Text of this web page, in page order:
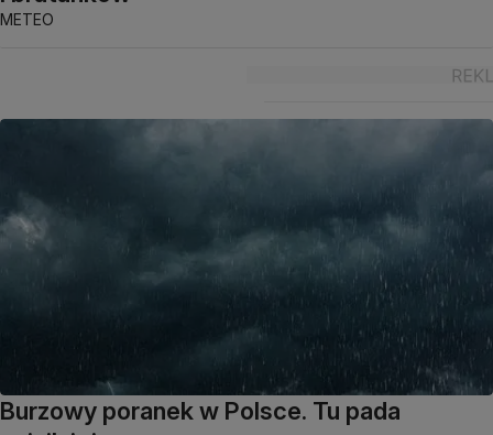
METEO
Burzowy poranek w Polsce. Tu pada